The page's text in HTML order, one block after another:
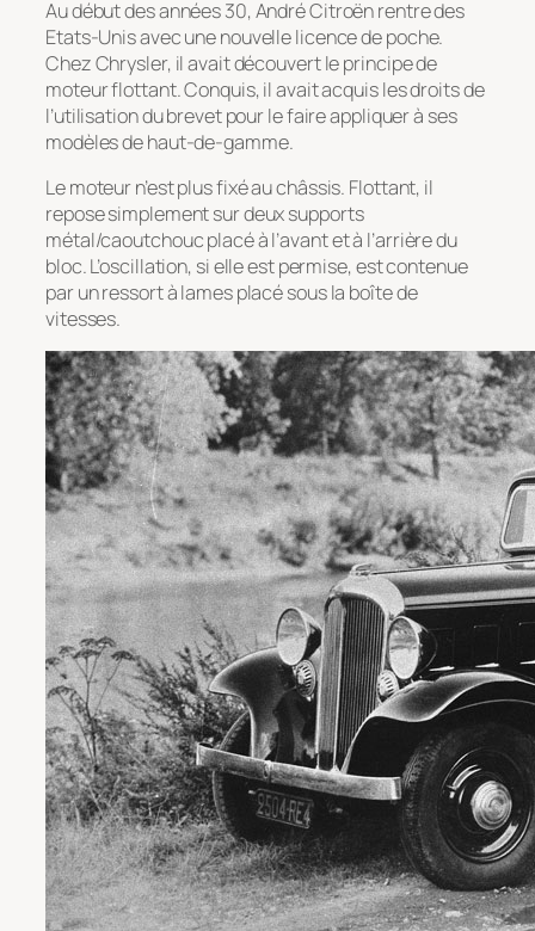
Au début des années 30, André Citroën rentre des
Etats-Unis avec une nouvelle licence de poche.
Chez Chrysler, il avait découvert le principe de
moteur flottant. Conquis, il avait acquis les droits de
l’utilisation du brevet pour le faire appliquer à ses
modèles de haut-de-gamme.
Le moteur n’est plus fixé au châssis. Flottant, il
repose simplement sur deux supports
métal/caoutchouc placé à l’avant et à l’arrière du
bloc. L’oscillation, si elle est permise, est contenue
par un ressort à lames placé sous la boîte de
vitesses.